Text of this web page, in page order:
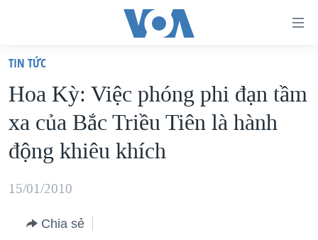
truy
cập
Tới
nội
dung
chính
VIỆT NAM
HOA KỲ
BIỂN ĐÔNG
THẾ GIỚI
DIỄN ĐÀN
TIN TỨC
Hoa Kỳ: Việc phóng phi đạn tầm
xa của Bắc Triều Tiên là hành
động khiêu khích
15/01/2010
Chia sẻ